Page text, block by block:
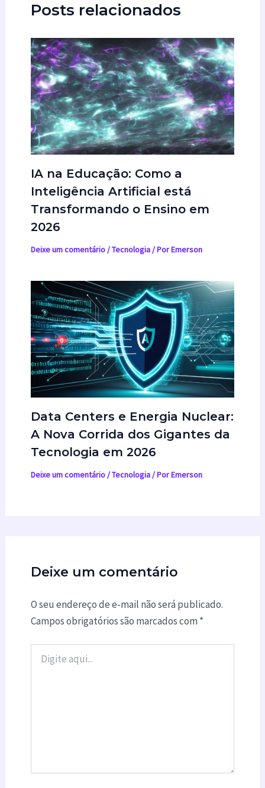
Posts relacionados
IA na Educação: Como a
Inteligência Artificial está
Transformando o Ensino em
2026
Deixe um comentário/Tecnologia/ PorEmerson
Data Centers e Energia Nuclear:
A Nova Corrida dos Gigantes da
Tecnologia em 2026
Deixe um comentário/Tecnologia/ PorEmerson
Deixe um comentário
O seu endereço de e-mail não será publicado.
Campos obrigatórios são marcados com*
aqui...